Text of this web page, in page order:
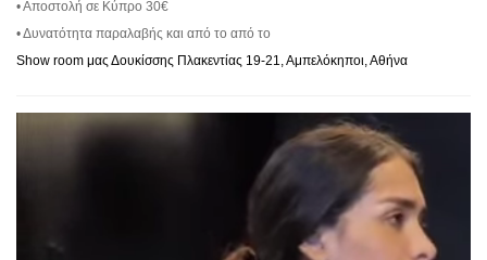
• Αποστολή σε Κύπρο 30€
• Δυνατότητα παραλαβής και από το από το
Show room μας Δουκίσσης Πλακεντίας 19-21, Αμπελόκηποι, Αθήνα